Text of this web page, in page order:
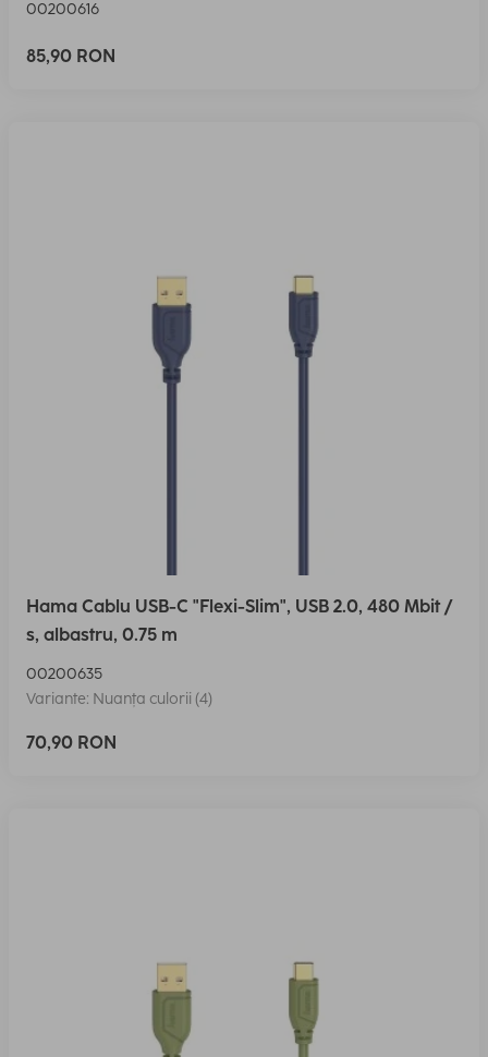
00200616
85,90 RON
Hama Cablu USB-C "Flexi-Slim", USB 2.0, 480 Mbit /
s, albastru, 0.75 m
00200635
Variante: Nuanța culorii (4)
70,90 RON